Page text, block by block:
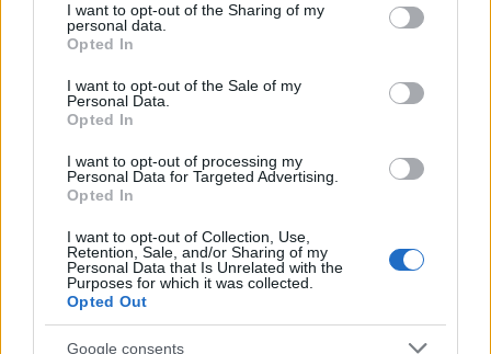
not limited to your visit or usage behaviour. You may click to
grant or deny consent to Google and its third-party tags to
use your data for below specified purposes in below Google
consent section.
I want to opt-out of the Sharing of my
personal data.
Opted In
I want to opt-out of the Sale of my
Personal Data.
Opted In
I want to opt-out of processing my
Personal Data for Targeted Advertising.
Opted In
I want to opt-out of Collection, Use,
Retention, Sale, and/or Sharing of my
Personal Data that Is Unrelated with the
Purposes for which it was collected.
Opted Out
Google consents
Λούτσα: Στη φυλακή ο 29χρονος οδηγός που
σκότωσε τον 24χρονο - «Βγήκε μπροστά μου
Συμπληρωματική πραγματογνωμοσύνη ζήτησε η υπεράσπιση.
04.12.2025 14:45